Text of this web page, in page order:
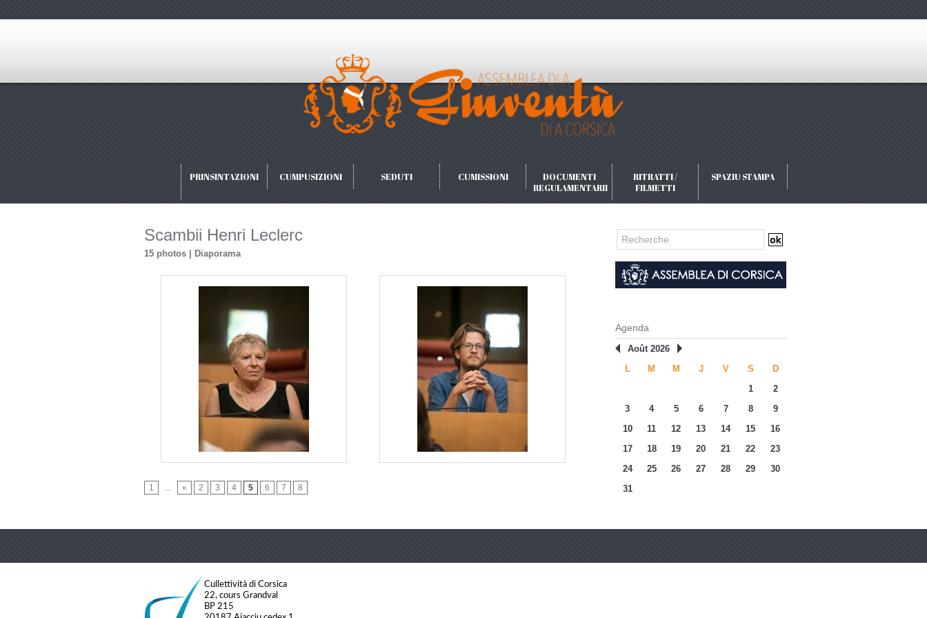
PRINSINTAZIONI CUMPUSIZIONI SEDUTI CUMISSIONI
DOCUMENTI
REGULAMENTARII
RITRATTI /
FILMETTI
SPAZIU STAMPA
Scambii Henri Leclerc
15 photos Diaporama
1 ... « 2 3 4 5 6 7 8
Agenda
Août 2026
L
M M J V S
D
1
2
3
4 5 6 7 8
9
10
11 12 13 14 15
16
17
18 19 20 21 22
23
24
25 26 27 28 29
30
31
Cullettività di Corsica
22, cours Grandval
BP 215